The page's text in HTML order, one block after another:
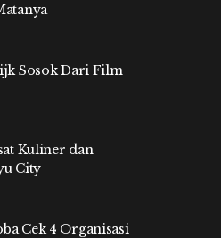
Sosok Dari Film
Kuliner dan
City
Cek 4 Organisasi